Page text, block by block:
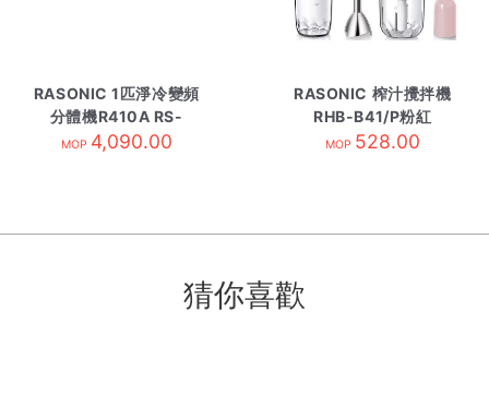
RASONIC 1匹淨冷變頻
分體機R410A RS-
YS9UK 內
MOP 4,090.00
RASONIC 榨汁攪拌機
RHB-B41/P粉紅
MOP 528.00
猜你喜歡